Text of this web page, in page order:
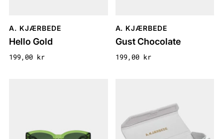
A. KJÆRBEDE
Hello Gold
199,00 kr
A. KJÆRBEDE
Gust Chocolate
199,00 kr